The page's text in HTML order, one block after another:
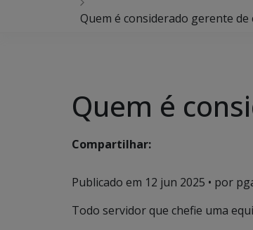
Quem é considerado gerente de
Quem é
Compartilhar:
Publicado em 12 jun 2025 • por
Todo servidor que chefie uma